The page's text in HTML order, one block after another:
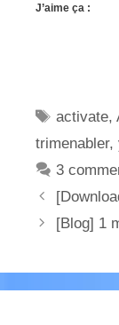
J’aime ça :
activate,
trimenabler,
3
[Blog] 1